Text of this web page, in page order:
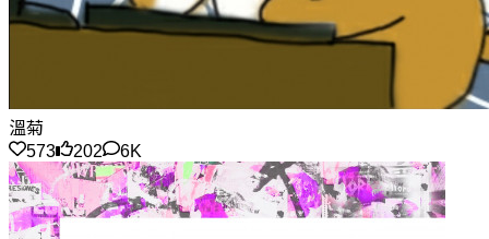
溫菊
573
202 6K